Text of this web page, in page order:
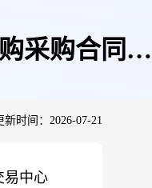
采购合同的
新时间：2026-07-21
易中心